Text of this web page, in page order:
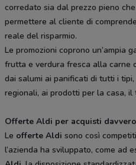
corredato sia dal prezzo pieno
permettere al cliente di
reale del risparmio.
Le promozioni coprono un’ampia
frutta e verdura fresca alla carne
dai salumi ai panificati di tutti i
regionali, ai prodotti per la casa,
Offerte Aldi per acquisti
Le offerte Aldi sono così
l’azienda ha sviluppato, come ad